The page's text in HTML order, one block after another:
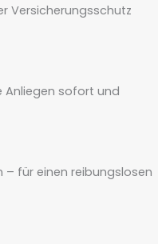
Versicherungsschutz
Anliegen sofort und
für einen reibungslosen